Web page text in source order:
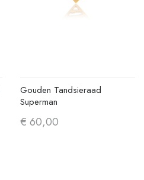
Gouden Tandsieraad
Superman
€ 60,00